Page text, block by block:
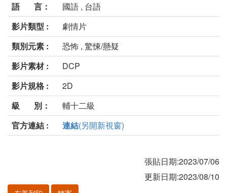
語 言：
國語 , 台語
影片類型 :
劇情片
類別元素 :
恐怖 , 驚悚/懸疑
影片素材 :
DCP
影片規格 :
2D
級 別：
輔十二級
官方連結 :
連結(另開新視窗)
張貼日期:2023/07/06
更新日期:2023/08/10